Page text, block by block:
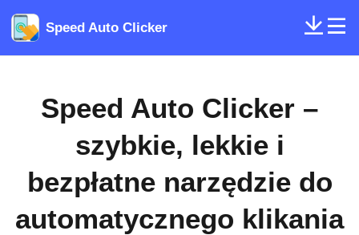
Speed Auto Clicker
Speed ​​​​Auto Clicker –
szybkie, lekkie i
bezpłatne narzędzie do
automatycznego klikania